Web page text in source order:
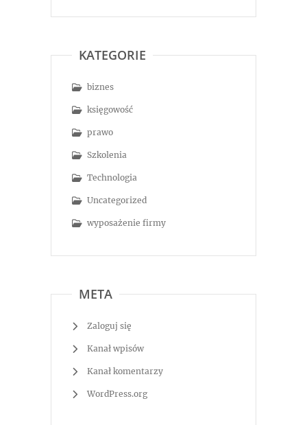
KATEGORIE
biznes
księgowość
prawo
Szkolenia
Technologia
Uncategorized
wyposażenie firmy
META
Zaloguj się
Kanał wpisów
Kanał komentarzy
WordPress.org